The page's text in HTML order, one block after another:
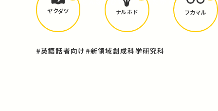
ヤクダツ ナルホド フカマル
#英語話者向け #新領域創成科学研究科